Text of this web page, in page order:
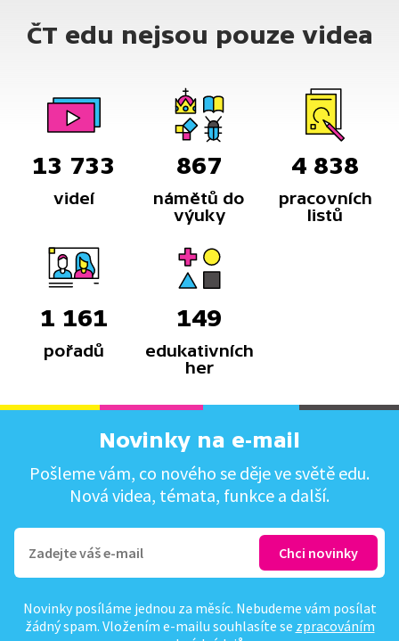
ČT edu nejsou pouze videa
13 733
videí
867
námětů do
výuky
4 838
pracovních
listů
1 161
pořadů
149
edukativních
her
Novinky na e-mail
Pošleme vám, co nového se děje ve světě edu.
Nová videa, témata, funkce a další.
Novinky posíláme jednou za měsíc. Nebudeme vám posílat
žádný spam. Vložením e-mailu souhlasíte se zpracováním